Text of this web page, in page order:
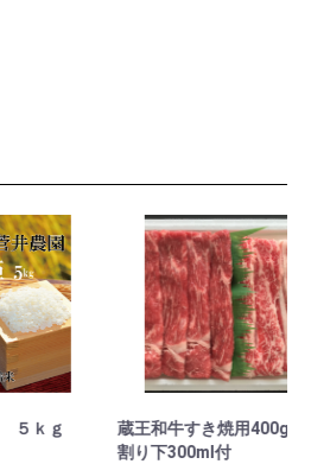
蔵王和牛すき焼用400g 高橋の
割り下300ml付